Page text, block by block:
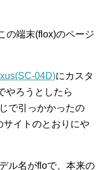
の端末(flox)のページ
04D)にカスタ
やろうとしたら
で引っかかったの
サイトのとおりにや
ル名がfloで、本来の